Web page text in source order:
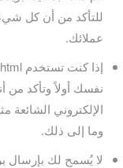
للتأكد من أن كل
عملائك.
نفسك أولاً وتأكد من
الإلكتروني
وما إلى ذلك.
لا يُسمح لك بإرسال